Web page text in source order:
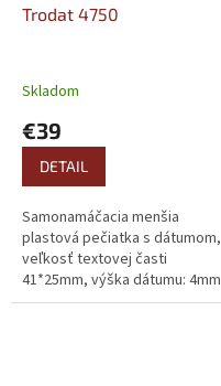
Trodat 4750
Skladom
€39
DETAIL
Samonamáčacia menšia
plastová pečiatka s dátumom,
veľkosť textovej časti
41*25mm, výška dátumu: 4mm